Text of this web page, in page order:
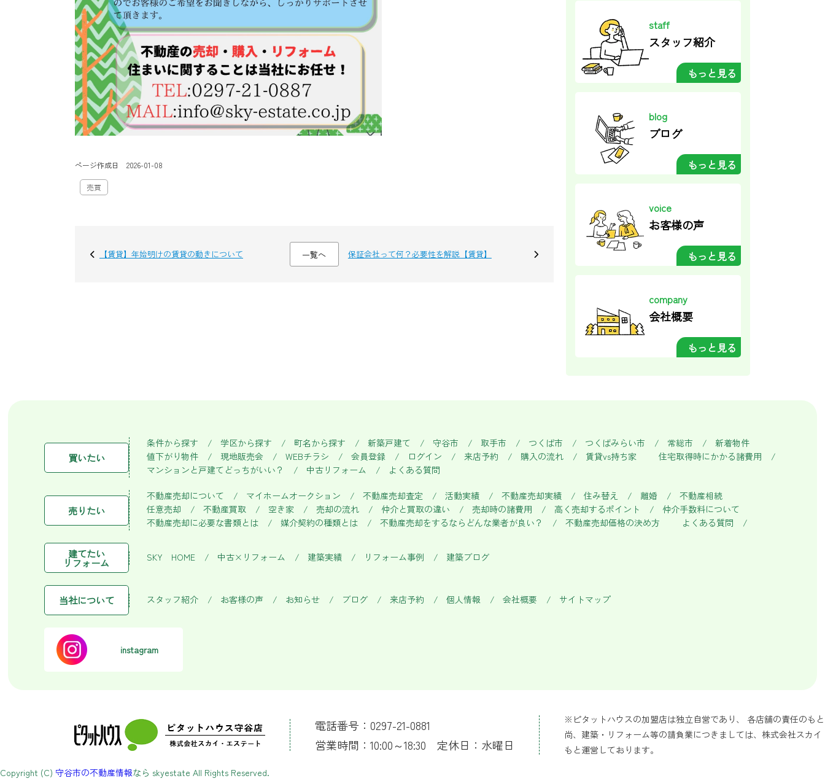
ページ作成日 2026-01-08
売買
【賃貸】年始明けの賃貸の動きについて 一覧へ 保証会社って何？必要性を解説【賃貸】
staff
スタッフ紹介
もっと見る
blog
ブログ
もっと見る
voice
お客様の声
もっと見る
company
会社概要
もっと見る
買いたい
条件から探す 学区から探す 町名から探す 新築戸建て 守谷市 取手市 つくば市 つくばみらい市 常総市
新着物件
値下がり物件
現地販売会 WEBチラシ 会員登録 ログイン 来店予約 購入の流れ 賃貸vs持ち家
住宅取得時にかかる諸費用
マンションと戸建てどっちがいい？
中古リフォーム よくある質問
売りたい
不動産売却について マイホームオークション 不動産売却査定 活動実績 不動産売却実績 住み替え 離婚
不動産相続
任意売却
不動産買取 空き家 売却の流れ 仲介と買取の違い 売却時の諸費用 高く売却するポイント
仲介手数料について
不動産売却に必要な書類とは
媒介契約の種類とは 不動産売却をするならどんな業者が良い？ 不動産売却価格の決め方 よくある質問
建てたい
リフォーム SKY HOME 中古×リフォーム 建築実績 リフォーム事例 建築ブログ
当社について スタッフ紹介 お客様の声 お知らせ ブログ 来店予約 個人情報 会社概要 サイトマップ
instagram
電話番号：0297-21-0881
営業時間：10:00～18:30 定休日：水曜日
※ピタットハウスの加盟店は独立自営であり、 各店舗の責任のも
尚、建築・リフォーム等の請負業につきましては、株式会社スカ
もと運営しております。
Copyright (C) 守谷市の不動産情報なら skyestate All Rights Reserved.